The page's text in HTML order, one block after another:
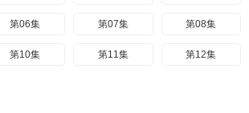
第06集 第07集 第08集
第10集 第11集 第12集